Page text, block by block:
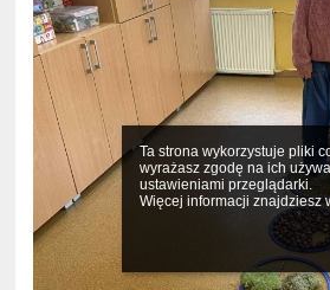
Ta strona wykorzystuje pliki
wyrażasz zgodę na ich
ustawieniami przeglądarki.
Więcej informacji znajdziesz